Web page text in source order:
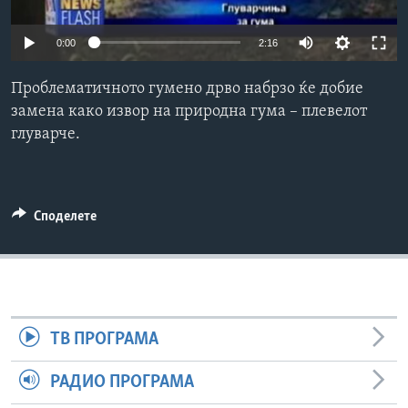
ИНТЕРВЈУА
Јазици
0:00 2:16
Проблематичното гумено дрво набрзо ќе добие
замена како извор на природна гума – плевелот
глуварче.
Споделете
ТВ ПРОГРАМА
РАДИО ПРОГРАМА